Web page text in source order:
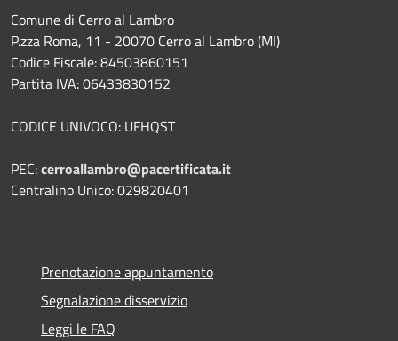
Comune di Cerro al Lambro
P.zza Roma, 11 - 20070 Cerro al Lambro (MI)
Codice Fiscale: 84503860151
Partita IVA: 06433830152
CODICE UNIVOCO: UFHQST
PEC:cerroallambro@pacertificata.it
Centralino Unico: 029820401
Prenotazione appuntamento
Segnalazione disservizio
Leggi le FAQ